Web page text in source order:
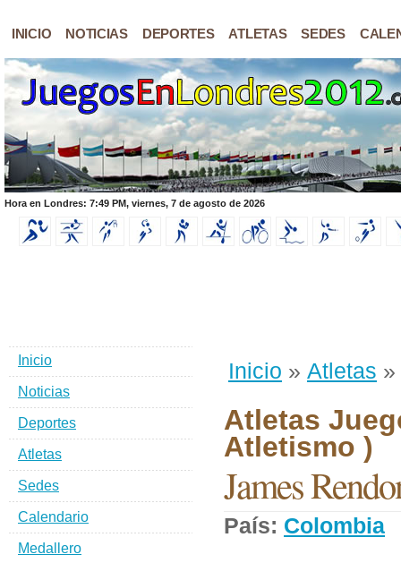
INICIO NOTICIAS DEPORTES ATLETAS SEDES
Hora en Londres: 7:49 PM, viernes, 7 de agosto de 2026
Inicio » Atletas »
Atletas
Atletismo )
James
País: Colombia
Inicio
Noticias
Deportes
Atletas
Sedes
Calendario
Medallero